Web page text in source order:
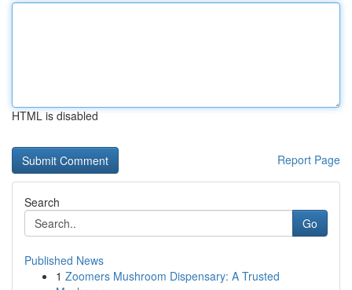
HTML is disabled
Report Page
Search
Go
Published News
1 Zoomers Mushroom Dispensary: A Trusted